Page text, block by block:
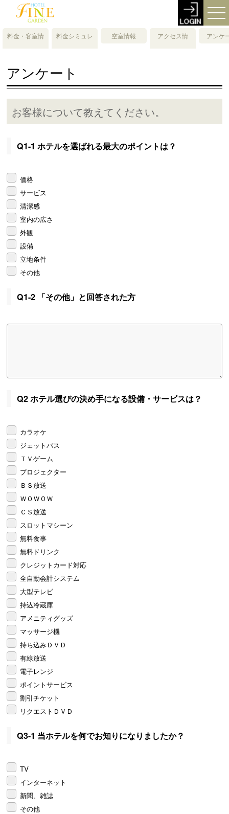
料金・客室情
料金シミュレ
空室情報
アクセス情
アンケ
アンケート
お客様について教えてください。
Q1-1 ホテルを選ばれる最大のポイントは？
価格
サービス
清潔感
室内の広さ
外観
設備
立地条件
その他
Q1-2 「その他」と回答された方
Q2 ホテル選びの決め手になる設備・サービスは？
カラオケ
ジェットバス
ＴＶゲーム
プロジェクター
ＢＳ放送
ＷＯＷＯＷ
ＣＳ放送
スロットマシーン
無料食事
無料ドリンク
クレジットカード対応
全自動会計システム
大型テレビ
持込冷蔵庫
アメニティグッズ
マッサージ機
持ち込みＤＶＤ
有線放送
電子レンジ
ポイントサービス
割引チケット
リクエストＤＶＤ
Q3-1 当ホテルを何でお知りになりましたか？
TV
インターネット
新聞、雑誌
その他